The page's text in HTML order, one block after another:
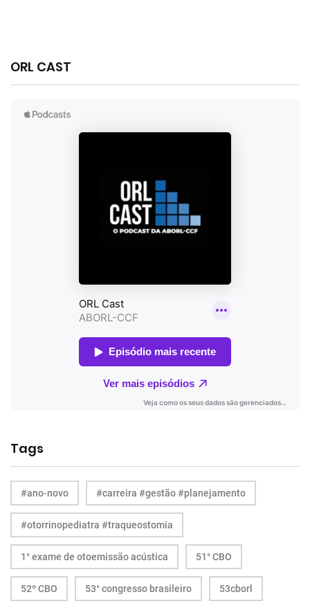
ORL CAST
Tags
#ano-novo #carreira #gestão #planejamento
#otorrinopediatra #traqueostomia
1° exame de otoemissão acústica 51° CBO
52º CBO 53° congresso brasileiro 53cborl